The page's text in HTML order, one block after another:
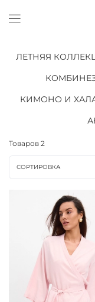
ЛЕТНЯЯ
КИМОНО И
Товаров 2
СОРТИРОВКА